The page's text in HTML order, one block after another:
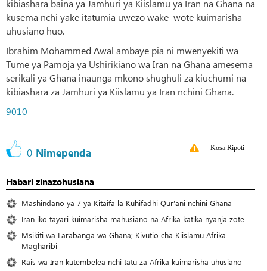
kibiashara baina ya Jamhuri ya Kiislamu ya Iran na Ghana na
kusema nchi yake itatumia uwezo wake wote kuimarisha
uhusiano huo.
Ibrahim Mohammed Awal ambaye pia ni mwenyekiti wa
Tume ya Pamoja ya Ushirikiano wa Iran na Ghana amesema
serikali ya Ghana inaunga mkono shughuli za kiuchumi na
kibiashara za Jamhuri ya Kiislamu ya Iran nchini Ghana.
9010
0 Nimependa Kosa Ripoti
Habari zinazohusiana
Mashindano ya 7 ya Kitaifa la Kuhifadhi Qur’ani nchini Ghana
Iran iko tayari kuimarisha mahusiano na Afrika katika nyanja zote
Msikiti wa Larabanga wa Ghana; Kivutio cha Kiislamu Afrika
Magharibi
Rais wa Iran kutembelea nchi tatu za Afrika kuimarisha uhusiano